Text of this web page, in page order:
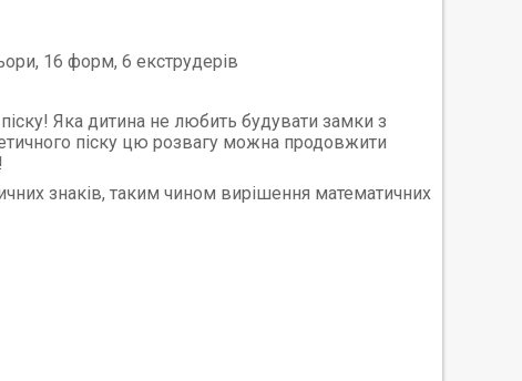
16 форм, 6 екструдерів
Яка дитина не любить будувати замки з
піску цю розвагу можна продовжити
знаків, таким чином вирішення математичних